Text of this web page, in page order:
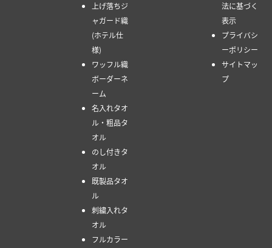
上げ落ちジ
ャガード織
(ホテル仕
様)
ワッフル織
ボーダーネ
ーム
名入れタオ
ル・粗品タ
オル
のし付きタ
オル
既製品タオ
ル
刺繍入れタ
オル
フルカラー
法に基づく
表示
プライバシ
ーポリシー
サイトマッ
プ